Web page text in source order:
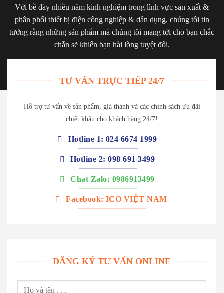
Với bề dày nhiều năm kinh nghiệm trong lĩnh vực sản xuất &
phân phối thiết bị điện công nghiệp & dân dụng, chúng tôi tin
tưởng rằng những sản phẩm mà chúng tôi mang tới cho bạn chắc
chắn sẽ khiến bạn hài lòng tuyệt đối.
TƯ VẤN TRỰC TIẾP 24/7
Hỗ trợ tư vấn về sản phẩm, giá thành và các chính sách ưu đãi
chiết khấu cho khách hàng 24/7!
Hotline 1: 024 6674 1999
Hotline 2: 098 691 3499
Chat Zalo: 0986913499
Facebook: ICO VIỆT NAM
ĐĂNG KÝ TƯ VẤN ONLINE